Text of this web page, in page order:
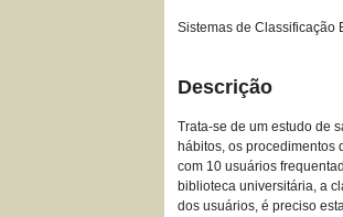
Sistemas de Classificação
Descrição
Trata-se de um estudo de
hábitos, os procedimentos
com 10 usuários
biblioteca universitária, a
dos usuários, é preciso